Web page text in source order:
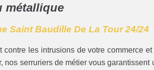
métallique
Saint Baudille De La Tour 24/24
contre les intrusions de votre commerce
nos serruriers de métier vous